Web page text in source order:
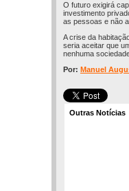
O futuro exigirá
investimento
as pessoas e não
A crise da
seria aceitar que
nenhuma
Por: Manuel
Outras Notícias